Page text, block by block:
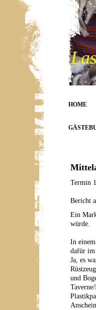
HOME
Termin
Bericht
Ein
würde.
In
dafür im
Ja, es
und